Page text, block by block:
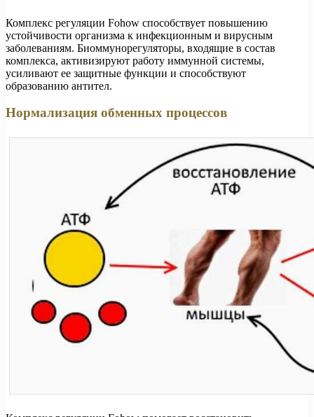
Комплекс регуляции Fohow способствует повышению
устойчивости организма к инфекционным и вирусным
заболеваниям. Биоммунорегуляторы, входящие в состав
комплекса, активизируют работу иммунной системы,
усиливают ее защитные функции и способствуют
образованию антител.
Нормализация обменных процессов